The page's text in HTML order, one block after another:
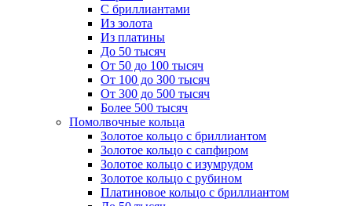
С бриллиантами
Из золота
Из платины
До 50 тысяч
От 50 до 100 тысяч
От 100 до 300 тысяч
От 300 до 500 тысяч
Более 500 тысяч
Помолвочные кольца
Золотое кольцо с бриллиантом
Золотое кольцо с сапфиром
Золотое кольцо с изумрудом
Золотое кольцо с рубином
Платиновое кольцо с бриллиантом